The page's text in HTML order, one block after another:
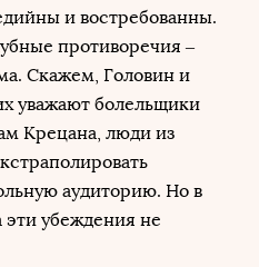
и востребованны.
противоречия –
Скажем, Головин и
уважают болельщики
Крецана, люди из
аудиторию. Но в
эти убеждения не